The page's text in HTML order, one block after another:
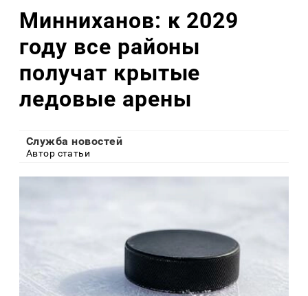
Минниханов: к 2029
году все районы
получат крытые
ледовые арены
Служба новостей
Автор статьи